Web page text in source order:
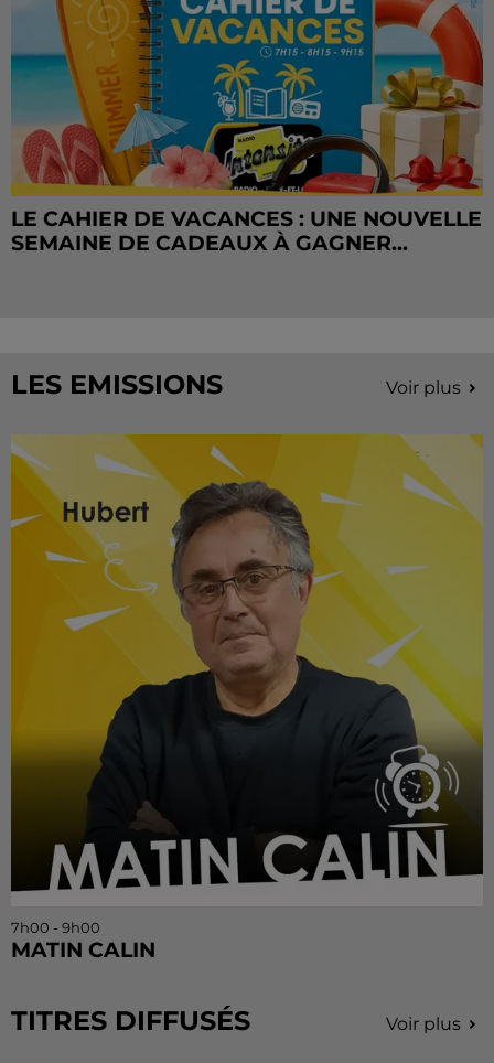
LE CAHIER DE VACANCES : UNE NOUVELLE
SEMAINE DE CADEAUX À GAGNER...
LES EMISSIONS Voir plus
7h00 - 9h00
MATIN CALIN
TITRES DIFFUSÉS Voir plus